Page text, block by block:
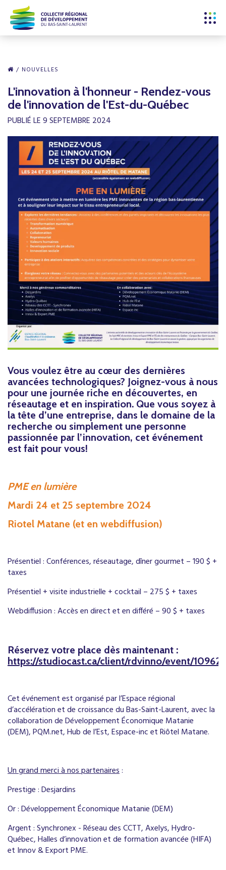
NOUVELLES
L'innovation à l'honneur - Rendez-vous
de l'innovation de l'Est-du-Québec
PUBLIÉ LE 9 SEPTEMBRE 2024
Vous voulez être au cœur des dernières
avancées technologiques? Joignez-vous à nous
pour une journée riche en découvertes, en
réseautage et en inspiration. Que vous soyez à
la tête d’une entreprise, dans le domaine de la
recherche ou simplement une personne
passionnée par l’innovation, cet événement
est fait pour vous!
PME en lumière
Mardi 24 et 25 septembre 2024
Riotel Matane (et en webdiffusion)
Présentiel : Conférences, réseautage, dîner gourmet – 190 $ +
taxes
Présentiel + visite industrielle + cocktail – 275 $ + taxes
Webdiffusion : Accès en direct et en différé – 90 $ + taxes
Réservez votre place dès maintenant :
https://studiocast.ca/client/rdvinno/event/
Cet événement estorganisé par l’Espace régional
d’accélération et de croissance du Bas-Saint-Laurent, avec la
collaboration de Développement Économique Matanie
(DEM), PQM.net, Hub de l’Est, Espace-inc et Riôtel Matane.
Un grand merci à nos partenaires:
Prestige : Desjardins
Or : Développement Économique Matanie (DEM)
Argent : Synchronex - Réseau des CCTT, Axelys, Hydro-
Québec, Halles d’innovation et de formation avancée (HIFA)
et Innov & Export PME.